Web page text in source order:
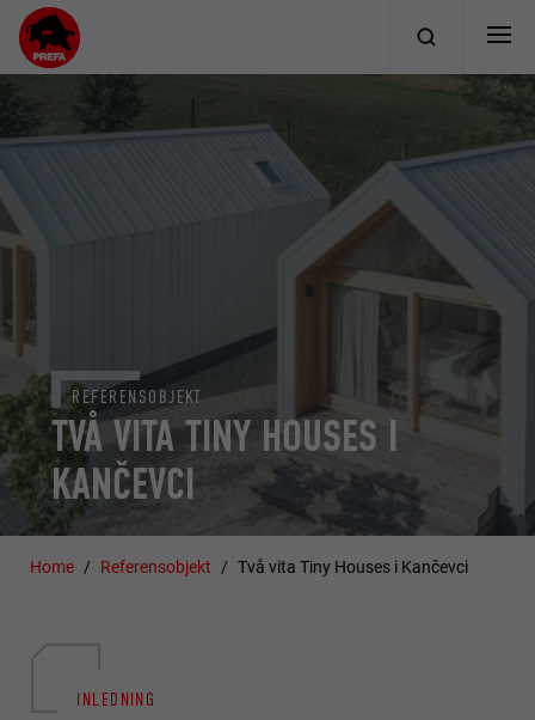
TVÅ VITA TINY HOUSES I
KANČEVCI
REFERENSOBJEKT
Home Referensobjekt Två vita Tiny Houses i Kančevci
INLEDNING